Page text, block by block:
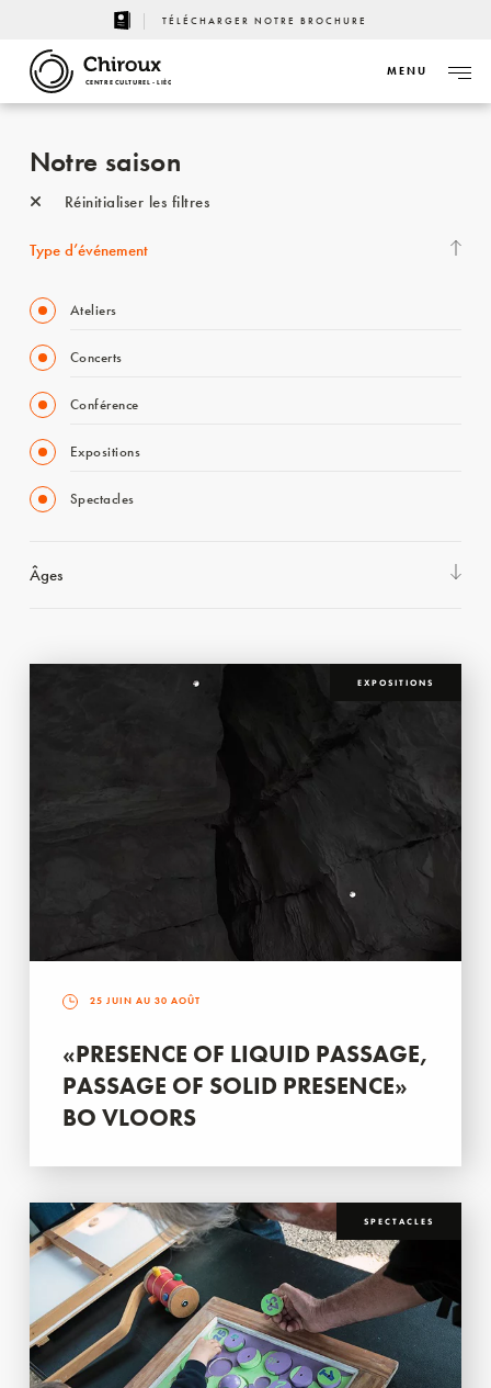
TÉLÉCHARGER NOTRE BROCHURE
CENTRE CULTUREL - LIÈGE
MENU
Notre saison
Réinitialiser les filtres
Type d’événement
Ateliers
Concerts
Conférence
Expositions
Spectacles
Âges
EXPOSITIONS
25 JUIN AU 30 AOÛT
«PRESENCE OF LIQUID PASSAGE,
PASSAGE OF SOLID PRESENCE»
BO VLOORS
SPECTACLES